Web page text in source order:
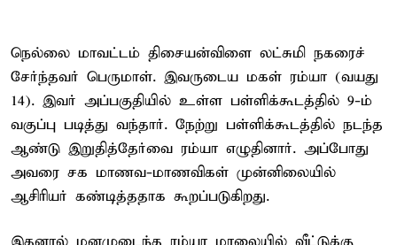
நெல்லை மாவட்டம் திசையன்விளை லட்சுமி நகரைச்
சேர்ந்தவர் பெருமாள். இவருடைய மகள் ரம்யா (வயது
14). இவர் அப்பகுதியில் உள்ள பள்ளிக்கூடத்தில் 9-ம்
வகுப்பு படித்து வந்தார். நேற்று பள்ளிக்கூடத்தில் நடந்த
ஆண்டு இறுதித்தேர்வை ரம்யா எழுதினார். அப்போது
அவரை சக மாணவ-மாணவிகள் முன்னிலையில்
ஆசிரியர் கண்டித்ததாக கூறப்படுகிறது.